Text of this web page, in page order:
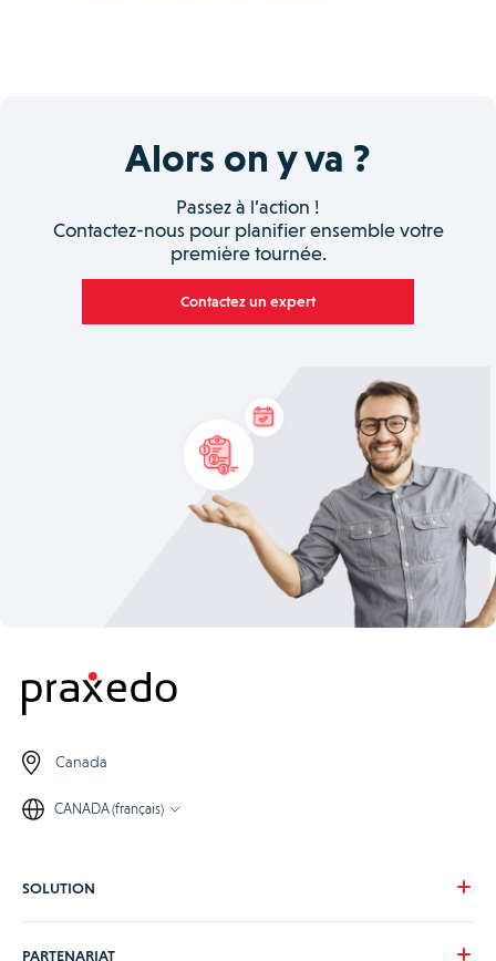
Alors on y va ?
Passez à l’action !
Contactez-nous pour planifier ensemble votre
première tournée.
Contactez un expert
Canada
CANADA (français)
SOLUTION
PARTENARIAT